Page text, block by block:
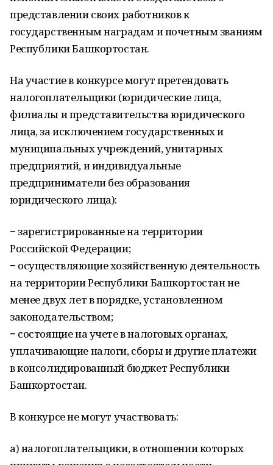
представлении своих работников к
государственным наградам и почетным званиям
Республики Башкортостан.
На участие в конкурсе могут претендовать
налогоплательщики (юридические лица,
филиалы и представительства юридического
лица, за исключением государственных и
муниципальных учреждений, унитарных
предприятий, и индивидуальные
предприниматели без образования
юридического лица):
− зарегистрированные на территории
Российской Федерации;
− осуществляющие хозяйственную деятельность
на территории Республики Башкортостан не
менее двух лет в порядке, установленном
законодательством;
− состоящие на учете в налоговых органах,
уплачивающие налоги, сборы и другие платежи
в консолидированный бюджет Республики
Башкортостан.
В конкурсе не могут участвовать:
а) налогоплательщики, в отношении которых